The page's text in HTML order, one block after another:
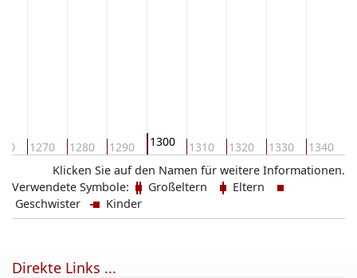
1270 1280 1290 1300 1310 1320 1330 1340
Klicken Sie auf den Namen für weitere Informationen.
Verwendete Symbole:
Großeltern
Eltern
Geschwister
Kinder
Direkte Links ...